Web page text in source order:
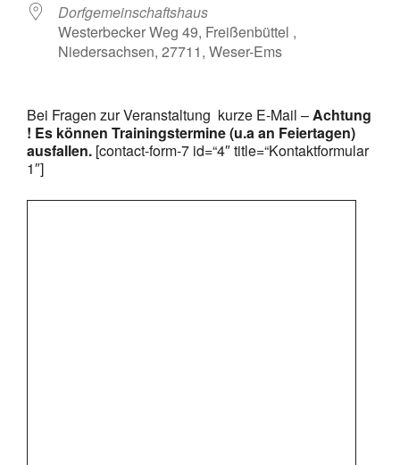
Dorfgemeinschaftshaus
Westerbecker Weg 49, Freißenbüttel ,
Niedersachsen, 27711, Weser-Ems
Bei Fragen zur Veranstaltung kurze E-Mail – Achtung
! Es können Trainingstermine (u.a an Feiertagen)
ausfallen. [contact-form-7 id=“4″ title=“Kontaktformular
1″]